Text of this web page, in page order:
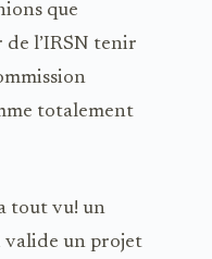
que
l’IRSN tenir
totalement
tout vu! un
valide un projet